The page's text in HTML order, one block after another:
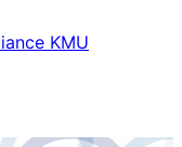
KMU